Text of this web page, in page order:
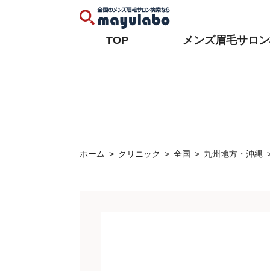
: Constant WP_AUTO_UPDATE_CORE already defined in
: Constant AUTOMATIC_UPDATER_DISABLED already defined in/home/xs679489/
TOP メンズ眉毛サロ
ホーム クリニック 全国 九州地方・沖縄